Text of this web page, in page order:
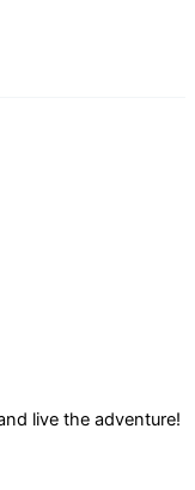
live the adventure!